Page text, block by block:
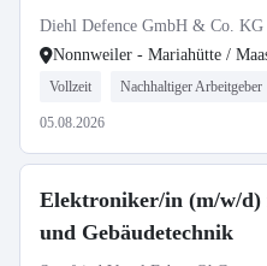
Diehl Defence GmbH & Co. KG
Nonnweiler - Mariahütte /
Vollzeit Nachhaltiger Arbeitgeber
05.08.2026
Elektroniker/in (m/w/d)
und Gebäudetechnik